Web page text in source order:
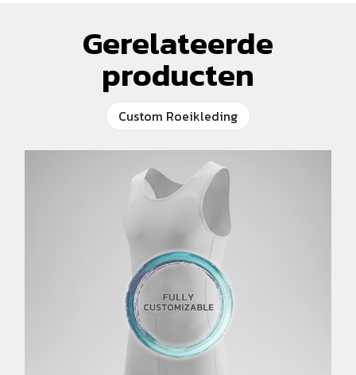
Gerelateerde
producten
Custom Roeikleding